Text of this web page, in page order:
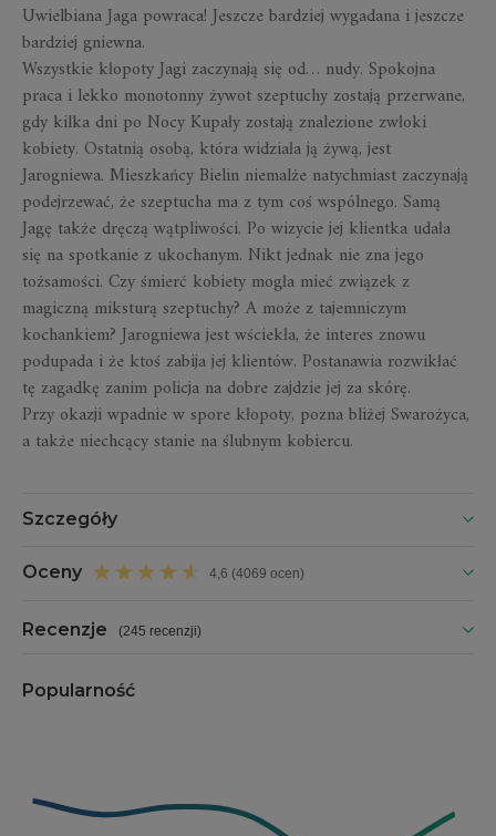
Uwielbiana Jaga powraca! Jeszcze bardziej wygadana i jeszcze
bardziej gniewna.
Wszystkie kłopoty Jagi zaczynają się od… nudy. Spokojna
praca i lekko monotonny żywot szeptuchy zostają przerwane,
gdy kilka dni po Nocy Kupały zostają znalezione zwłoki
kobiety. Ostatnią osobą, która widziała ją żywą, jest
Jarogniewa. Mieszkańcy Bielin niemalże natychmiast zaczynają
podejrzewać, że szeptucha ma z tym coś wspólnego. Samą
Jagę także dręczą wątpliwości. Po wizycie jej klientka udała
się na spotkanie z ukochanym. Nikt jednak nie zna jego
tożsamości. Czy śmierć kobiety mogła mieć związek z
magiczną miksturą szeptuchy? A może z tajemniczym
kochankiem? Jarogniewa jest wściekła, że interes znowu
podupada i że ktoś zabija jej klientów. Postanawia rozwikłać
tę zagadkę zanim policja na dobre zajdzie jej za skórę.
Przy okazji wpadnie w spore kłopoty, pozna bliżej Swarożyca,
a także niechcący stanie na ślubnym kobiercu.
Szczegóły
Oceny 4,6 (4069 ocen)
Recenzje (245 recenzji)
Popularność